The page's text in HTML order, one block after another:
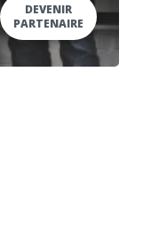
DEVENIR
PARTENAIRE